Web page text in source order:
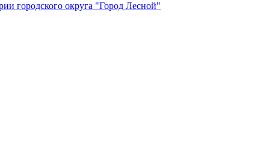
городского округа "Город Лесной"